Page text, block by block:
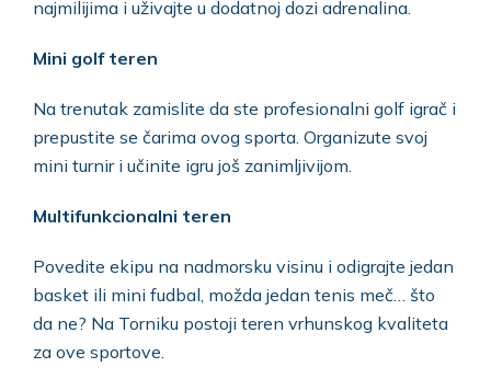
najmilijima i uživajte u dodatnoj dozi adrenalina.
Mini golf teren
Na trenutak zamislite da ste profesionalni golf igrač i
prepustite se čarima ovog sporta. Organizute svoj
mini turnir i učinite igru još zanimljivijom.
Multifunkcionalni teren
Povedite ekipu na nadmorsku visinu i odigrajte jedan
basket ili mini fudbal, možda jedan tenis meč… što
da ne? Na Torniku postoji teren vrhunskog kvaliteta
za ove sportove.